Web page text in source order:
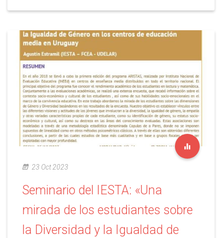
23 Oct 2023
Seminario del IESTA: «Una
mirada de los estudiantes sobre
la Diversidad y la Igualdad de